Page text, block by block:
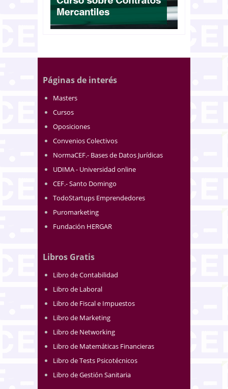
Páginas de interés
Masters
Cursos
Oposiciones
Convenios Colectivos
NormaCEF.- Bases de Datos Jurídicas
UDIMA - Universidad online
CEF.- Santo Domingo
TodoStartups Emprendedores
Puromarketing
Fundación HERGAR
Libros Gratis
Libro de Contabilidad
Libro de Laboral
Libro de Fiscal e Impuestos
Libro de Marketing
Libro de Networking
Libro de Matemáticas Financieras
Libro de Tests Psicotécnicos
Libro de Gestión Sanitaria